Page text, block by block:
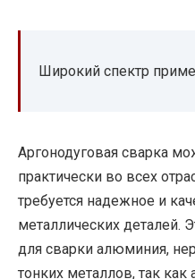
Широкий спектр
Аргонодуговая сварка
практически во всех
требуется надежное и
металлических деталей.
для сварки алюминия,
тонких металлов, так как